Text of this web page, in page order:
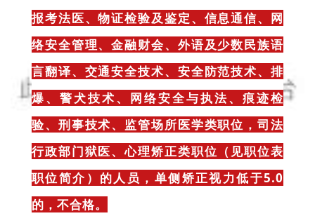
报考法医、物证检验及鉴定、信息通信、网
络安全管理、金融财会、外语及少数民族语
言翻译、交通安全技术、安全防范技术、排
爆、警犬技术、网络安全与执法、痕迹检
验、刑事技术、监管场所医学类职位，司法
行政部门狱医、心理矫正类职位（见职位表
职位简介）的人员，单侧矫正视力低于5.0
的，不合格。